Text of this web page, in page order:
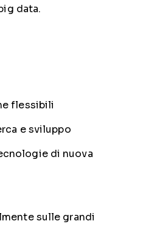
data.
flessibili
e sviluppo
di nuova
sulle grandi